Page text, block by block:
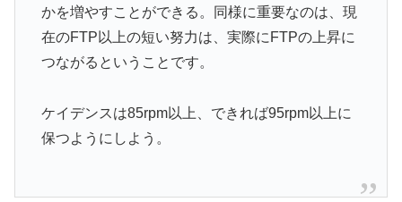
かを増やすことができる。同様に重要なのは、現
在のFTP以上の短い努力は、実際にFTPの上昇に
つながるということです。
ケイデンスは85rpm以上、できれば95rpm以上に
保つようにしよう。